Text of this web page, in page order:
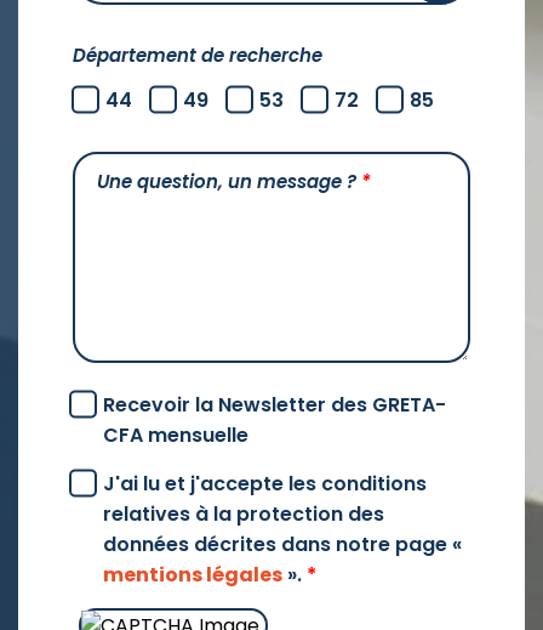
Département de recherche
44 49 53 72 85
Une question, un message ? *
Recevoir la Newsletter des GRETA-
CFA mensuelle
J'ai lu et j'accepte les conditions
relatives à la protection des
données décrites dans notre page «
mentions légales ». *